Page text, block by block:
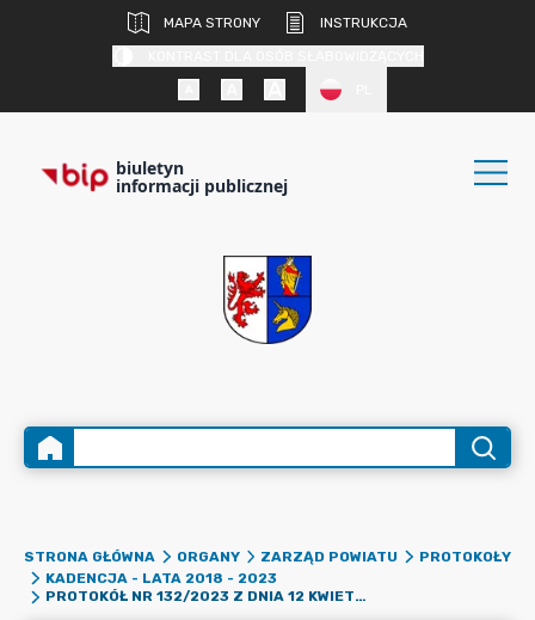
MAPA STRONY
INSTRUKCJA
biuletyn
informacji publicznej
STRONA GŁÓWNA ORGANY ZARZĄD POWIATU
PROTOKOŁY
KADENCJA - LATA 2018 - 2023
PROTOKÓŁ NR 132/2023 Z DNIA 12 KWIETNIA 2023 R.